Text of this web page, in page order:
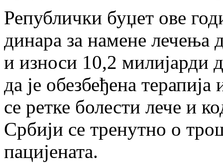
Републички буџет ове
динара за намене лечења
и износи 10,2 милијарди
да је обезбеђена
се ретке болести лече и
Србији се тренутно о
пацијената.